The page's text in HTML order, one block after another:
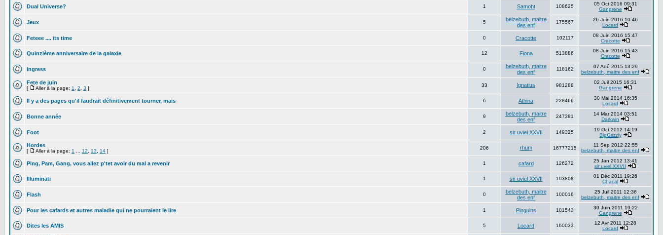
Dual Universe? 1 Samoht 108625
05 Oct 2016 09:31
Gangrene
Jeux 5
belzebuth, maitre
des enf
175567
26 Juin 2016 10:46
Locard
Feteee .... its time 0 Cracotte 102117
08 Juin 2016 15:47
Cracotte
Quinzième anniversaire de la galaxie 12 Fiona 513886
08 Juin 2016 15:43
Cracotte
Ingress 0
belzebuth, maitre
des enf
118162
07 Aoû 2015 13:29
belzebuth, maitre des enf
Fete de juin
[ Aller à la page: 1 2 3 ]
33 Ignatius 981288
02 Juil 2015 16:31
Gangrene
Il y a des pages qu'il faudrait définitivement tourner, mais 6 Athina 228466
30 Mai 2014 16:35
Locard
Bonne année 9
belzebuth, maitre
des enf
247381
14 Mar 2014 03:51
Darkwin
Foot 2 sir uviel XXVII 149325
19 Oct 2012 14:19
BigGrizzly
Hordes
[ Aller à la page: 1 12 13 14 ]
206 rhum 16777215
11 Sep 2012 22:55
belzebuth, maitre des enf
Ping, Pam, Gang, vous allez p'tet avoir du mal a revenir 1 cafard 126272
25 Jan 2012 13:41
sir uviel XXVII
Illuminati 1 sir uviel XXVII 103808
01 Déc 2011 19:26
Chacal
Flash 0
belzebuth, maitre
des enf
100016
25 Juil 2011 12:36
belzebuth, maitre des enf
Pour les cafards et autres maladie qui ne pourraient le lire 1 Pinguins 101543
30 Juin 2011 19:22
Gangrene
Dites les AMIS 5 Locard 160033
12 Avr 2011 12:28
Locard